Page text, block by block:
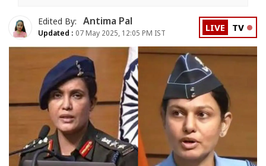
Edited By: Antima Pal
Updated : 07 May 2025, 12:05 PM IST LIVE TV